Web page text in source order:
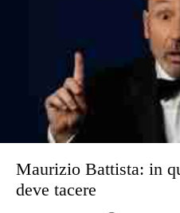
Maurizio Battista: in
deve tacere